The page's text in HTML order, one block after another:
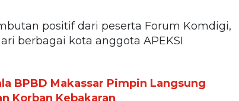
positif dari peserta Forum Komdigi,
berbagai kota anggota APEKSI
BPBD Makassar Pimpin Langsung
Korban Kebakaran